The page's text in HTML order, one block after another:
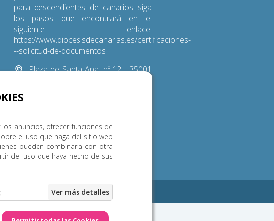
anuncios, ofrecer funciones de
el uso que haga del sitio web
pueden combinarla con otra
del uso que haya hecho de sus
para descendientes de canarios siga
los pasos que encontrará en el
siguiente enlace:
https://www.diocesisdecanarias.es/certificaciones-
--solicitud-de-documentos
Plaza de Santa Ana, nº 12 - 35001
de misa Noticias Contacto
realizada por Web Las Palmas